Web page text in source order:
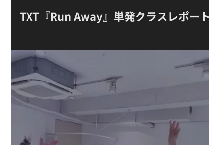
Load video